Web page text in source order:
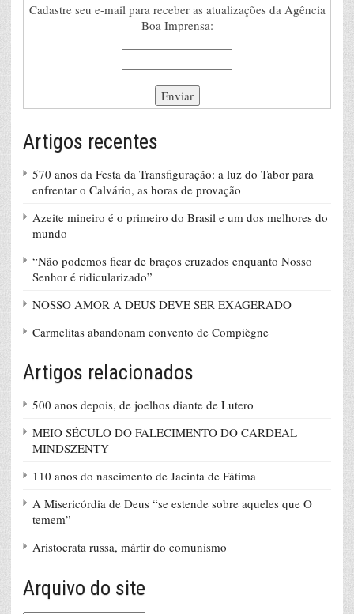
Cadastre seu e-mail para receber as atualizações da Agência
Boa Imprensa:
Artigos recentes
570 anos da Festa da Transfiguração: a luz do Tabor para
enfrentar o Calvário, as horas de provação
Azeite mineiro é o primeiro do Brasil e um dos melhores do
mundo
“Não podemos ficar de braços cruzados enquanto Nosso
Senhor é ridicularizado”
NOSSO AMOR A DEUS DEVE SER EXAGERADO
Carmelitas abandonam convento de Compiègne
Artigos relacionados
500 anos depois, de joelhos diante de Lutero
MEIO SÉCULO DO FALECIMENTO DO CARDEAL
MINDSZENTY
110 anos do nascimento de Jacinta de Fátima
A Misericórdia de Deus “se estende sobre aqueles que O
temem”
Aristocrata russa, mártir do comunismo
Arquivo do site